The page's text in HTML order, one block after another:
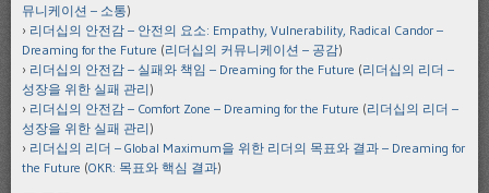
뮤니케이션 – 소통)
리더십의 안전감 – 안전의 요소: Empathy, Vulnerability, Radical Candor –
Dreaming for the Future (리더십의 커뮤니케이션 – 공감)
리더십의 안전감 – 실패와 책임 – Dreaming for the Future (리더십의 리더 –
성장을 위한 실패 관리)
리더십의 안전감 – Comfort Zone – Dreaming for the Future (리더십의 리더 –
성장을 위한 실패 관리)
리더십의 리더 – Global Maximum을 위한 리더의 목표와 결과 – Dreaming for
the Future (OKR: 목표와 핵심 결과)